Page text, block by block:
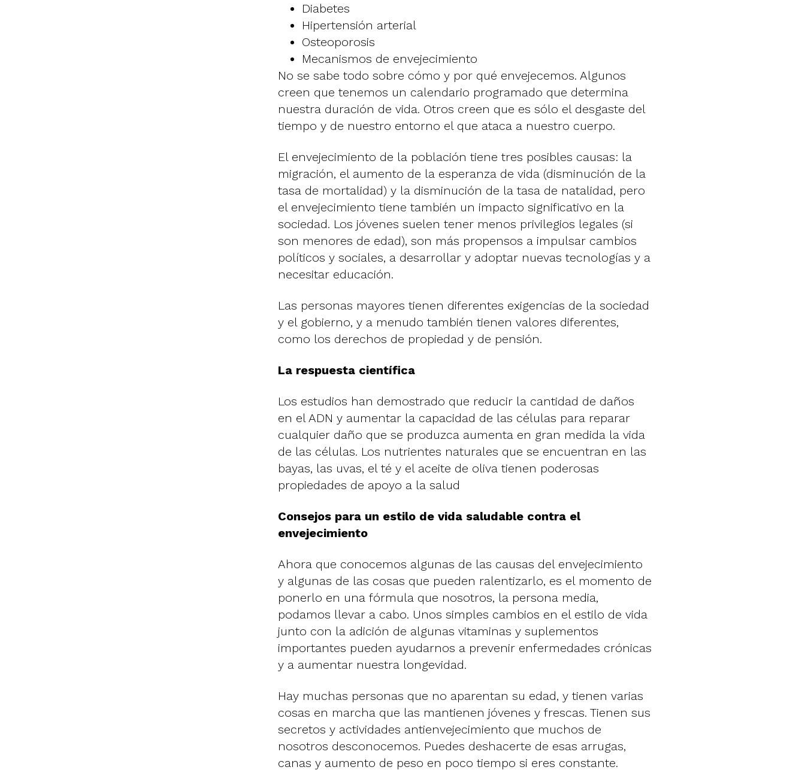
Diabetes
Hipertensión arterial
Osteoporosis
Mecanismos de envejecimiento
No se sabe todo sobre cómo y por qué envejecemos. Algunos
creen que tenemos un calendario programado que determina
nuestra duración de vida. Otros creen que es sólo el desgaste del
tiempo y de nuestro entorno el que ataca a nuestro cuerpo.
El envejecimiento de la población tiene tres posibles causas: la
migración, el aumento de la esperanza de vida (disminución de la
tasa de mortalidad) y la disminución de la tasa de natalidad, pero
el envejecimiento tiene también un impacto significativo en la
sociedad. Los jóvenes suelen tener menos privilegios legales (si
son menores de edad), son más propensos a impulsar cambios
políticos y sociales, a desarrollar y adoptar nuevas tecnologías y a
necesitar educación.
Las personas mayores tienen diferentes exigencias de la sociedad
y el gobierno, y a menudo también tienen valores diferentes,
como los derechos de propiedad y de pensión.
La respuesta científica
Los estudios han demostrado que reducir la cantidad de daños
en el ADN y aumentar la capacidad de las células para reparar
cualquier daño que se produzca aumenta en gran medida la vida
de las células. Los nutrientes naturales que se encuentran en las
bayas, las uvas, el té y el aceite de oliva tienen poderosas
propiedades de apoyo a la salud
Consejos para un estilo de vida saludable contra el
envejecimiento
Ahora que conocemos algunas de las causas del envejecimiento
y algunas de las cosas que pueden ralentizarlo, es el momento de
ponerlo en una fórmula que nosotros, la persona media,
podamos llevar a cabo. Unos simples cambios en el estilo de vida
junto con la adición de algunas vitaminas y suplementos
importantes pueden ayudarnos a prevenir enfermedades crónicas
y a aumentar nuestra longevidad.
Hay muchas personas que no aparentan su edad, y tienen varias
cosas en marcha que las mantienen jóvenes y frescas. Tienen sus
secretos y actividades antienvejecimiento que muchos de
nosotros desconocemos. Puedes deshacerte de esas arrugas,
canas y aumento de peso en poco tiempo si eres constante.